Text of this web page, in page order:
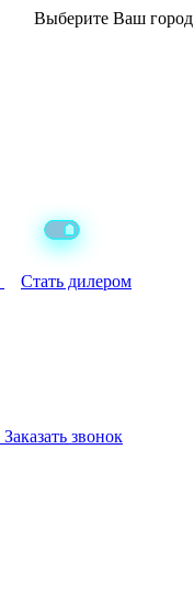
Выберите Ваш город
Стать дилером
Заказать звонок